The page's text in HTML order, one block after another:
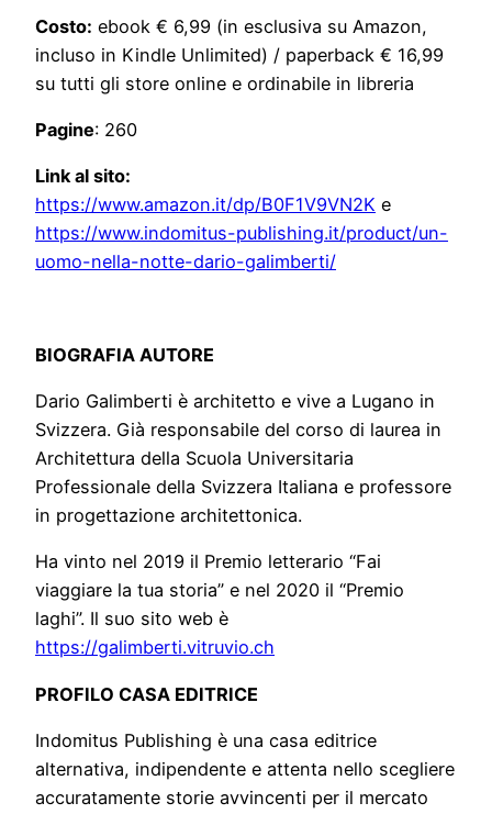
Costo: ebook € 6,99 (in esclusiva su Amazon,
incluso in Kindle Unlimited) / paperback € 16,99
su tutti gli store online e ordinabile in libreria
Pagine: 260
Link al sito:
https://www.amazon.it/dp/B0F1V9VN2K e
https://www.indomitus-publishing.it/product/un-
uomo-nella-notte-dario-galimberti/
BIOGRAFIA AUTORE
Dario Galimberti è architetto e vive a Lugano in
Svizzera. Già responsabile del corso di laurea in
Architettura della Scuola Universitaria
Professionale della Svizzera Italiana e professore
in progettazione architettonica.
Ha vinto nel 2019 il Premio letterario “Fai
viaggiare la tua storia” e nel 2020 il “Premio
laghi”. Il suo sito web è
https://galimberti.vitruvio.ch
PROFILO CASA EDITRICE
Indomitus Publishing è una casa editrice
alternativa, indipendente e attenta nello scegliere
accuratamente storie avvincenti per il mercato